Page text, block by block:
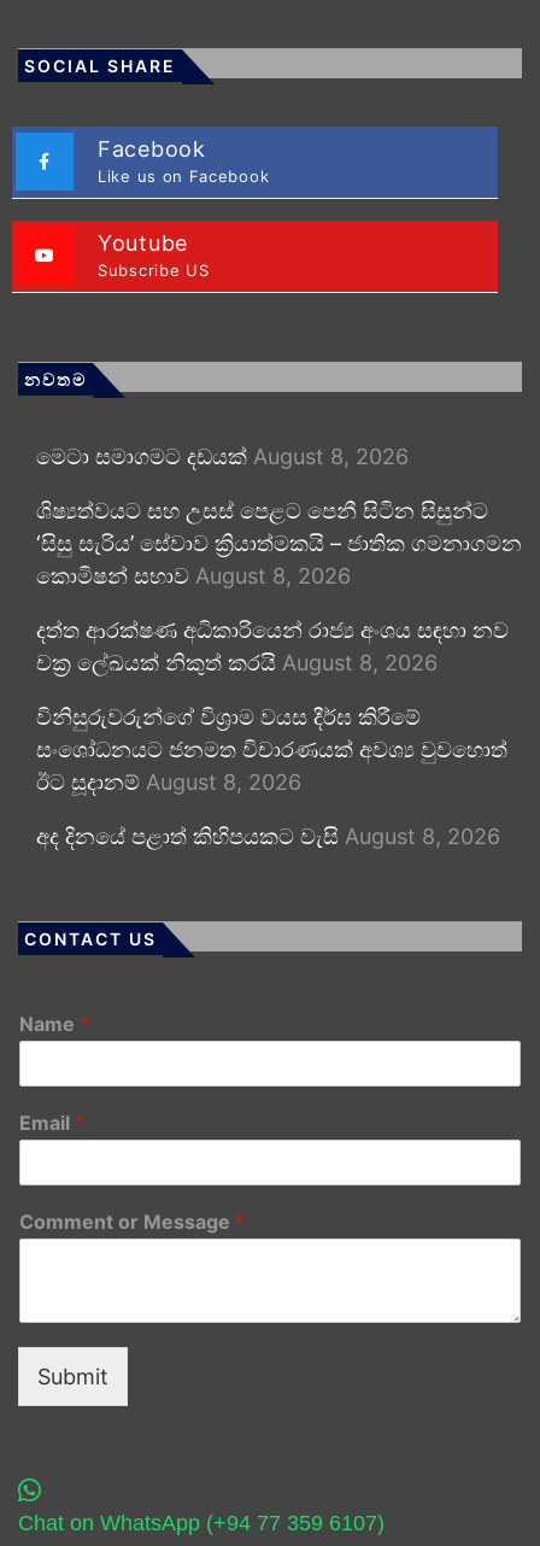
SOCIAL SHARE
Facebook
Like us on Facebook
Youtube
Subscribe US
නවතම
මෙටා සමාගමට දඩයක් August 8, 2026
ශිෂ්‍යත්වයට සහ උසස් පෙළට පෙනී සිටින සිසුන්ට
‘සිසු සැරිය’ සේවාව ක්‍රියාත්මකයි – ජාතික ගමනාගමන
කොමිෂන් සභාව August 8, 2026
දත්ත ආරක්ෂණ අධිකාරියෙන් රාජ්‍ය අංශය සඳහා නව
චක්‍ර ලේඛයක් නිකුත් කරයි August 8, 2026
විනිසුරුවරුන්ගේ විශ්‍රාම වයස දීර්ඝ කිරීමේ
සංශෝධනයට ජනමත විචාරණයක් අවශ්‍ය වුවහොත්
ඊට සූදානම් August 8, 2026
අද දිනයේ පළාත් කිහිපයකට වැසි August 8, 2026
CONTACT US
Name *
Email *
Comment or Message *
Submit
Chat on WhatsApp (+94 77 359 6107)